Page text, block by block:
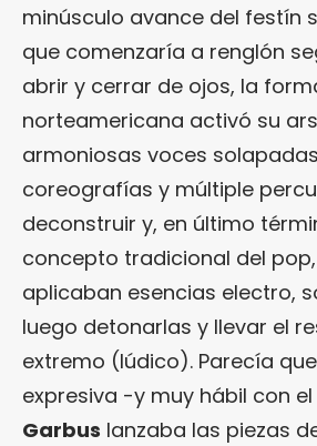
minúsculo avance del festín
que comenzaría a renglón
abrir y cerrar de ojos, la
norteamericana activó su
armoniosas voces
coreografías y múltiple
deconstruir y, en último
concepto tradicional del
aplicaban esencias electro,
luego detonarlas y llevar el
extremo (lúdico). Parecía
expresiva -y muy hábil con
Garbus lanzaba las piezas